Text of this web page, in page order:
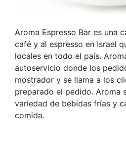
Aroma Espresso Bar es una
café y al espresso en Israel
locales en todo el país.
autoservicio donde los
mostrador y se llama a los
preparado el pedido. Aroma
variedad de bebidas frías y
comida.